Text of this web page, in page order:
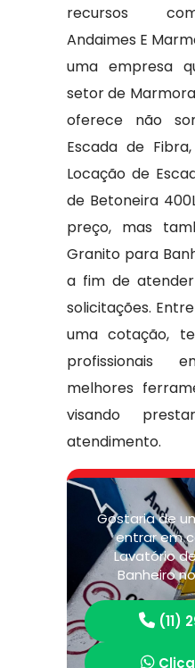
recursos
Andaimes E
uma empresa
setor de
oferece não
Escada de
Locação de
de Betoneira
preço, mas
Granito para
a fim de
solicitações.
uma cotação,
profissionais
melhores
visando
atendimento.
Gostaria de
entrar em
Lavatório
Banheiro
(11)